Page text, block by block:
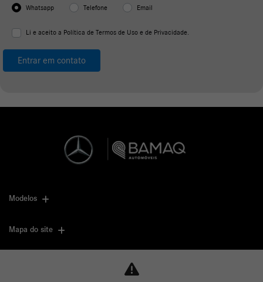
Whatsapp Telefone Email
Li e aceito a Política de Termos de Uso e de Privacidade.
Entrar em contato
Modelos
Mapa do site
Política de cookies